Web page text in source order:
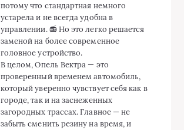
потому что стандартная немного
устарела и не всегда удобна в
управлении. 📻 Но это легко решается
заменой на более современное
головное устройство.
В целом, Опель Вектра — это
проверенный временем автомобиль,
который уверенно чувствует себя как в
городе, так и на заснеженных
загородных трассах. Главное — не
забыть сменить резину на время, и